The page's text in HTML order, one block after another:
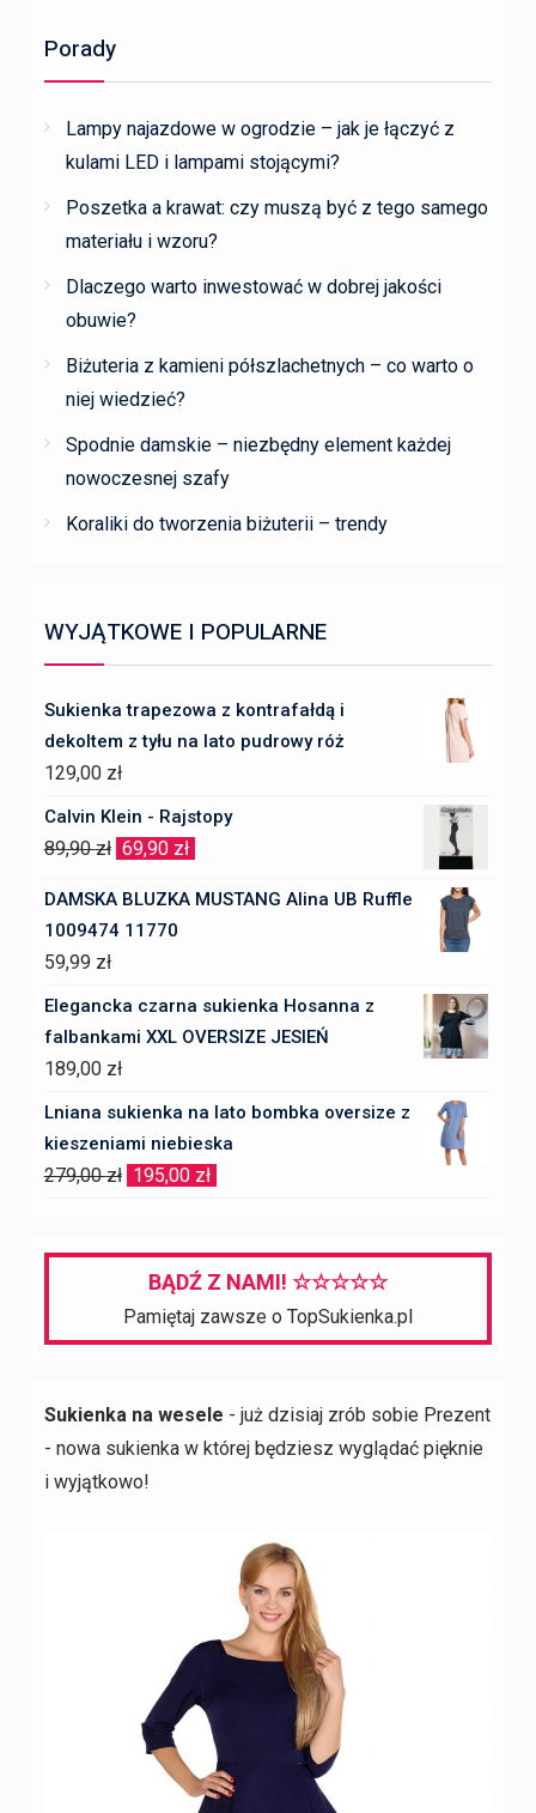
Porady
Lampy najazdowe w ogrodzie – jak je łączyć z
kulami LED i lampami stojącymi?
Poszetka a krawat: czy muszą być z tego samego
materiału i wzoru?
Dlaczego warto inwestować w dobrej jakości
obuwie?
Biżuteria z kamieni półszlachetnych – co warto o
niej wiedzieć?
Spodnie damskie – niezbędny element każdej
nowoczesnej szafy
Koraliki do tworzenia biżuterii – trendy
WYJĄTKOWE I POPULARNE
Sukienka trapezowa z kontrafałdą i
dekoltem z tyłu na lato pudrowy róż
129,00 zł
Calvin Klein - Rajstopy
89,90zł Pierwotna
69,90 zł
DAMSKA BLUZKA MUSTANG Alina UB Ruffle
1009474 11770
59,99 zł
Elegancka czarna sukienka Hosanna z
falbankami XXL OVERSIZE JESIEŃ
189,00 zł
Lniana sukienka na lato bombka oversize z
kieszeniami niebieska
279,00zł Pierwotna
279,00 zł.
195,00 zł
195,00 zł.
BĄDŹ Z NAMI! ☆☆☆☆☆
Pamiętaj zawsze o TopSukienka.pl
Sukienka na wesele - już dzisiaj zrób sobie Prezent
- nowa sukienka w której będziesz wyglądać pięknie
i wyjątkowo!